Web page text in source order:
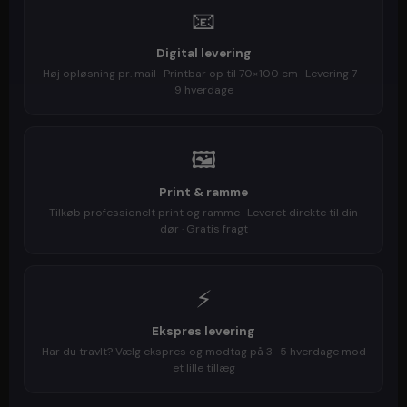
📧
Digital levering
Høj opløsning pr. mail · Printbar op til 70×100 cm · Levering 7–
9 hverdage
🖼️
Print & ramme
Tilkøb professionelt print og ramme · Leveret direkte til din
dør · Gratis fragt
⚡
Ekspres levering
Har du travlt? Vælg ekspres og modtag på 3–5 hverdage mod
et lille tillæg